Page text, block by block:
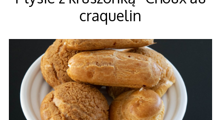
craquelin